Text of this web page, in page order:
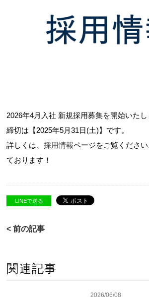
2026年4月入社 新規採用募集を開始いた
締切は【2025年5月31日(土)】です。
詳しくは、採用情報ページをご覧くださ
ております！
LINEで送る
< 前の記事
関連記事
2026/06/08